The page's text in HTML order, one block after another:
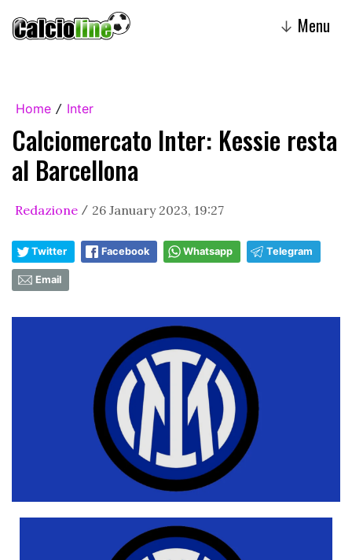
↓ Menu
Home / Inter
Calciomercato Inter: Kessie resta
al Barcellona
Redazione / 26 January 2023, 19:27
Twitter Facebook Whatsapp Telegram
Email